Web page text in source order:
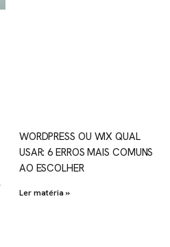
WORDPRESS OU WIX QUAL
USAR: 6 ERROS MAIS COMUNS
AO ESCOLHER
Ler matéria »